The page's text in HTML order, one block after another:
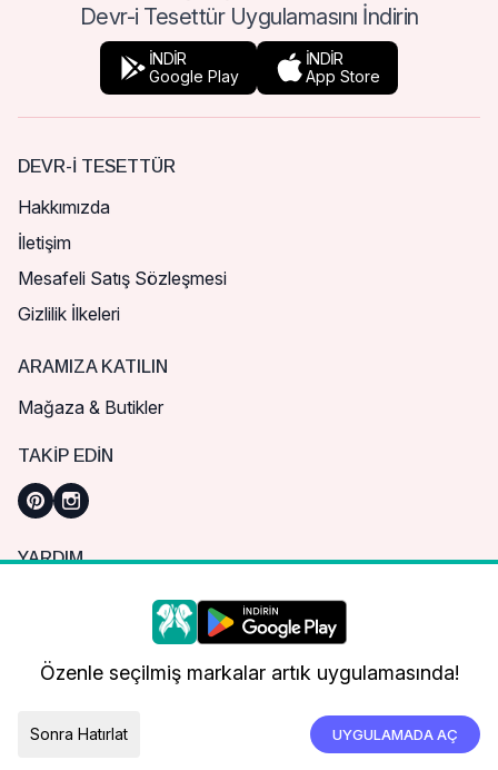
Devr-i Tesettür Uygulamasını İndirin
İNDİR
Google Play
İNDİR
App Store
DEVR-I TESETTÜR
Hakkımızda
İletişim
Mesafeli Satış Sözleşmesi
Gizlilik İlkeleri
ARAMIZA KATILIN
Mağaza & Butikler
TAKIP EDIN
YARDIM
Sık Sorulan Sorular
Nasıl Sipariş Verebilirim?
Kargo ve Teslimat
Daha iyi bir alışveriş deneyimi için çerezleri
kullanıyoruz.
Özenle seçilmiş markalar artık uygulamasında!
Sonra Hatırlat UYGULAMADA AÇ